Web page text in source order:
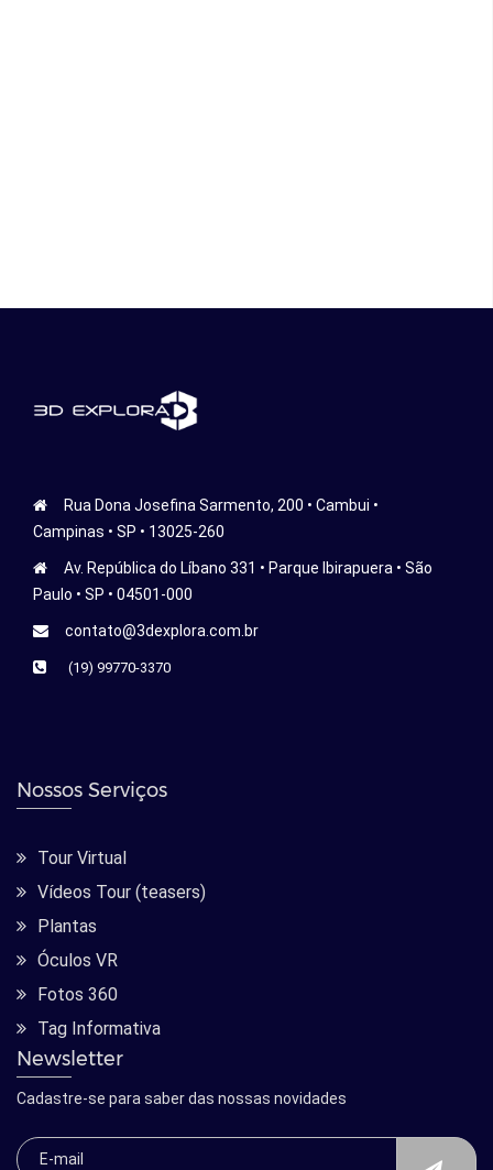
Rua Dona Josefina Sarmento, 200 • Cambui •
Campinas • SP • 13025-260
Av. República do Líbano 331 • Parque Ibirapuera • São
Paulo • SP • 04501-000
contato@3dexplora.com.br
(19) 99770-3370
Nossos Serviços
Tour Virtual
Vídeos Tour (teasers)
Plantas
Óculos VR
Fotos 360
Tag Informativa
Newsletter
Cadastre-se para saber das nossas novidades